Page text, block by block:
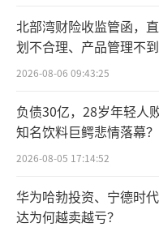
和口感的多元化需
与高含量的维生素
对此，业内人
业务布局，除了应
外，也是为了寻
营之困。
北部湾财险收监管函，
划不合理、产品管理不
点”
2026-08-06 09:43:25
负债30亿，28岁年轻人
知名饮料巨鳄悲情落幕？
2026-08-05 17:14:52
华为哈勃投资、宁德时
达为何越卖越亏？